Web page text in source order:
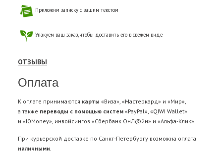
Приложим записку с вашим текстом
Упакуем ваш заказ, чтобы доставить его в свежем виде
ОТЗЫВЫ
Оплата
К оплате принимаются карты «Виза», «Мастеркард» и «Мир»,
а также переводы с помощью систем «PayPal», «QIWI Wallet»
и «ЮMoney», инвойсингов «Сбербанк ОнЛ@йн» и «Альфа-Клик».
При курьерской доставке по Санкт-Петербургу возможна оплата
наличными.